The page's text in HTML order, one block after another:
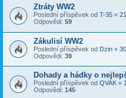
Ztráty WW2
Poslední příspěvek od T-35 «
Odpovědi: 59
Zákulisí WW2
Poslední příspěvek od Dzin «
Odpovědi: 39
Dohady a hádky o
Poslední příspěvek od QVAK «
Odpovědi: 145